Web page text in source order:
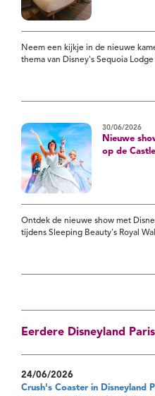
Neem een kijkje in de nieuwe
thema van Disney's Sequoia Lodge
30/06/2026
Nieuwe
op de
Ontdek de nieuwe show met
tijdens Sleeping Beauty's Royal
Eerdere Disneyland
24/06/2026
Crush's Coaster in Disneyland